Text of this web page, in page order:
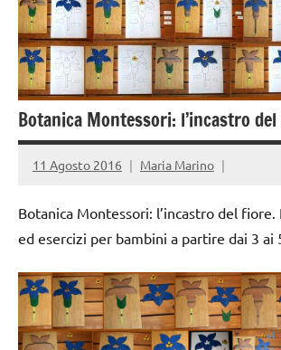
Botanica Montessori: l’incastro
11 Agosto 2016 Maria Marino
Botanica Montessori: l’incastro del
ed esercizi per bambini a partire dai 3 ai